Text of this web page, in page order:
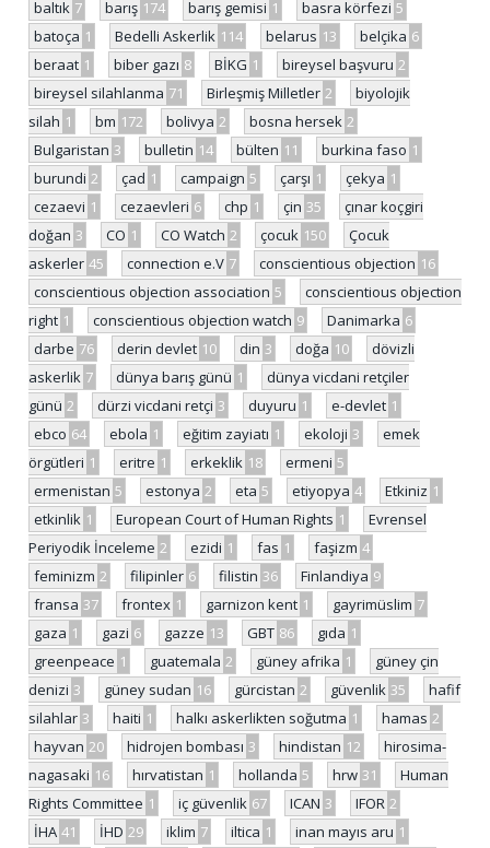
baltık 7 barış 174 barış gemisi 1 basra körfezi 5
batoça 1 Bedelli Askerlik 114 belarus 13 belçika 6
beraat 1 biber gazı 8 BİKG 1 bireysel başvuru 2
bireysel silahlanma 71 Birleşmiş Milletler 2
biyolojik
silah 1 bm 172 bolivya 2 bosna hersek 2
Bulgaristan 3 bulletin 14 bülten 11 burkina faso 1
burundi 2 çad 1 campaign 5 çarşı 1 çekya 1
cezaevi 1 cezaevleri 6 chp 1 çin 35
çınar koçgiri
doğan 3 CO 1 CO Watch 2 çocuk 150
Çocuk
askerler 45 connection e.V 7 conscientious objection 16
conscientious objection association 5
conscientious objection
right 1 conscientious objection watch 9 Danimarka 6
darbe 76 derin devlet 10 din 3 doğa 10
dövizli
askerlik 7 dünya barış günü 1
dünya vicdani retçiler
günü 2 dürzi vicdani retçi 3 duyuru 1 e-devlet 1
ebco 64 ebola 1 eğitim zayiatı 1 ekoloji 3
emek
örgütleri 1 eritre 1 erkeklik 18 ermeni 5
ermenistan 5 estonya 2 eta 5 etiyopya 4 Etkiniz 1
etkinlik 1 European Court of Human Rights 1
Evrensel
Periyodik İnceleme 2 ezidi 1 fas 1 faşizm 4
feminizm 2 filipinler 6 filistin 36 Finlandiya 9
fransa 37 frontex 1 garnizon kent 1 gayrimüslim 7
gaza 1 gazi 6 gazze 13 GBT 86 gıda 1
greenpeace 1 guatemala 2 güney afrika 1
güney çin
denizi 3 güney sudan 16 gürcistan 2 güvenlik 35
hafif
silahlar 3 haiti 1 halkı askerlikten soğutma 1 hamas 2
hayvan 20 hidrojen bombası 3 hindistan 12
hirosima-
nagasaki 16 hırvatistan 1 hollanda 5 hrw 31
Human
Rights Committee 1 iç güvenlik 67 ICAN 3 IFOR 2
İHA 41 İHD 29 iklim 7 iltica 1 inan mayıs aru 1